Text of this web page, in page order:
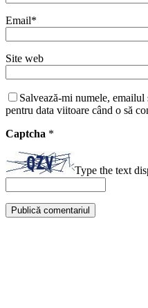
Email*
Site web
Salvează-mi numele,
pentru data viitoare când o să
Captcha *
Type the text